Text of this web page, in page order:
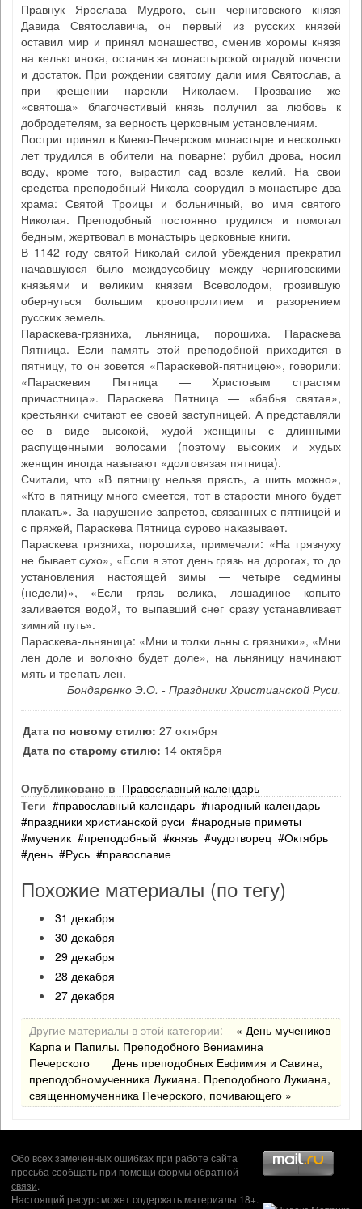
Правнук Ярослава Мудрого, сын черниговского князя
Давида Святославича, он первый из русских князей
оставил мир и принял монашество, сменив хоромы князя
на келью инока, оставив за монастырской оградой почести
и достаток. При рождении святому дали имя Святослав, а
при крещении нарекли Николаем. Прозвание же
«святоша» благочестивый князь получил за любовь к
добродетелям, за верность церковным установлениям.
Постриг принял в Киево-Печерском монастыре и несколько
лет трудился в обители на поварне: рубил дрова, носил
воду, кроме того, вырастил сад возле келий. На свои
средства преподобный Никола соорудил в монастыре два
храма: Святой Троицы и больничный, во имя святого
Николая. Преподобный постоянно трудился и помогал
бедным, жертвовал в монастырь церковные книги.
В 1142 году святой Николай силой убеждения прекратил
начавшуюся было междоусобицу между черниговскими
князьями и великим князем Всеволодом, грозившую
обернуться большим кровопролитием и разорением
русских земель.
Параскева-грязниха, льняница, порошиха. Параскева
Пятница. Если память этой преподобной приходится в
пятницу, то он зовется «Параскевой-пятницею», говорили:
«Параскевия Пятница — Христовым страстям
причастница». Параскева Пятница — «бабья святая»,
крестьянки считают ее своей заступницей. А представляли
ее в виде высокой, худой женщины с длинными
распущенными волосами (поэтому высоких и худых
женщин иногда называют «долговязая пятница).
Считали, что «В пятницу нельзя прясть, а шить можно»,
«Кто в пятницу много смеется, тот в старости много будет
плакать». За нарушение запретов, связанных с пятницей и
с пряжей, Параскева Пятница сурово наказывает.
Параскева грязниха, порошиха, примечали: «На грязнуху
не бывает сухо», «Если в этот день грязь на дорогах, то до
установления настоящей зимы — четыре седмины
(недели)», «Если грязь велика, лошадиное копыто
заливается водой, то выпавший снег сразу устанавливает
зимний путь».
Параскева-льняница: «Мни и толки льны с грязнихи», «Мни
лен доле и волокно будет доле», на льняницу начинают
мять и трепать лен.
Бондаренко Э.О. - Праздники Христианской Руси.
Дата по новому стилю: 27 октября
Дата по старому стилю: 14 октября
Опубликовано в Православный календарь
Теги
православный календарь
народный календарь
праздники христианской руси
народные приметы
мученик
преподобный князь чудотворец
Октябрь
день
Русь православие
Похожие материалы (по тегу)
31 декабря
30 декабря
29 декабря
28 декабря
27 декабря
Другие материалы в этой категории:
« День мучеников
Карпа и Папилы. Преподобного Вениамина
Печерского
День преподобных Евфимия и Савина,
преподобномученника Лукиана. Преподобного Лукиана,
священномученника Печерского, почивающего »
Обо всех замеченных ошибках при работе сайта
просьба сообщать при помощи формы обратной
связи.
Настоящий ресурс может содержать материалы 18+.